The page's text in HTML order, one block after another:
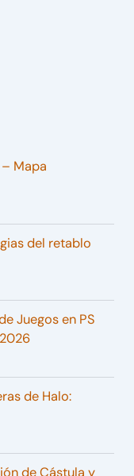
Mapa
del retablo
Juegos en PS
de Halo: